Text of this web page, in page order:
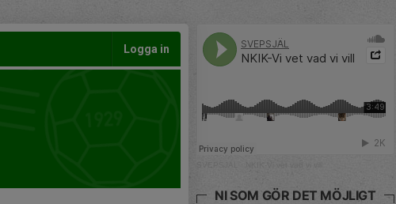
Logga in
NI SOM GÖR DET MÖJLIGT